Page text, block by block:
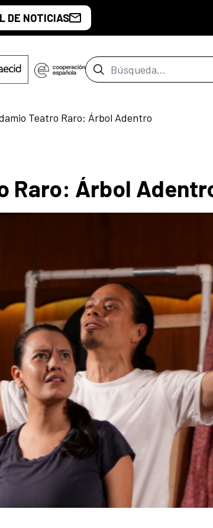
DE NOTICIAS
Barra de búsqueda
Teatro Raro: Árbol Adentro
Raro: Árbol